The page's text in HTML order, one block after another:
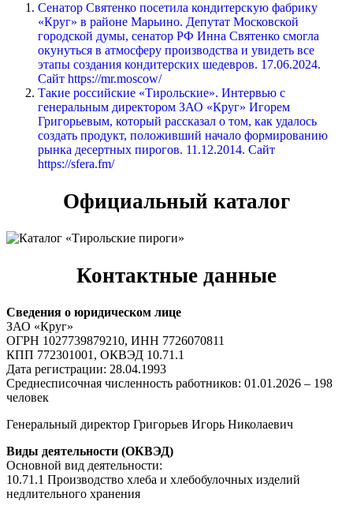
Сенатор Святенко посетила кондитерскую фабрику
«Круг» в районе Марьино. Депутат Московской
городской думы, сенатор РФ Инна Святенко смогла
окунуться в атмосферу производства и увидеть все
этапы создания кондитерских шедевров. 17.06.2024.
Сайт https://mr.moscow/
Такие российские «Тирольские». Интервью с
генеральным директором ЗАО «Круг» Игорем
Григорьевым, который рассказал о том, как удалось
создать продукт, положивший начало формированию
рынка десертных пирогов. 11.12.2014. Сайт
https://sfera.fm/
Официальный каталог
Контактные данные
Сведения о юридическом лице
ЗАО «Круг»
ОГРН 1027739879210, ИНН 7726070811
КПП 772301001, ОКВЭД 10.71.1
Дата регистрации: 28.04.1993
Среднесписочная численность работников: 01.01.2026 – 198
человек
Генеральный директор Григорьев Игорь Николаевич
Виды деятельности (ОКВЭД)
Основной вид деятельности:
10.71.1 Производство хлеба и хлебобулочных изделий
недлительного хранения